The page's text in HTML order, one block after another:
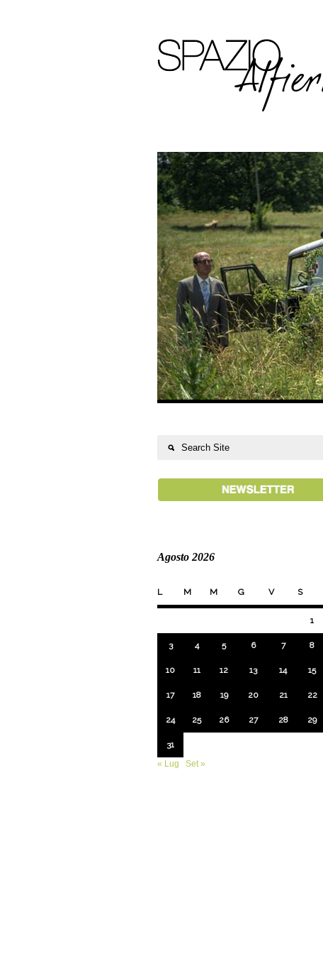
Agosto 2026
L M M G V S
1
3 4 5 6 7 8
10 11 12 13 14 15
17 18 19 20 21 22
24 25 26 27 28 29
31
« Lug
Set »